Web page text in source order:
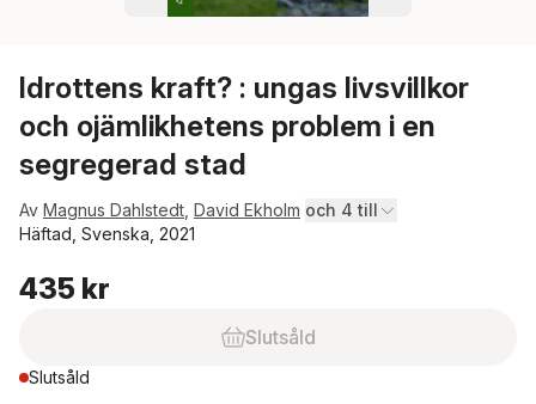
Idrottens kraft? : ungas livsvillkor
och ojämlikhetens problem i en
segregerad stad
Av Magnus Dahlstedt David Ekholm och 4 till
Häftad, Svenska, 2021
435 kr
Slutsåld
Slutsåld